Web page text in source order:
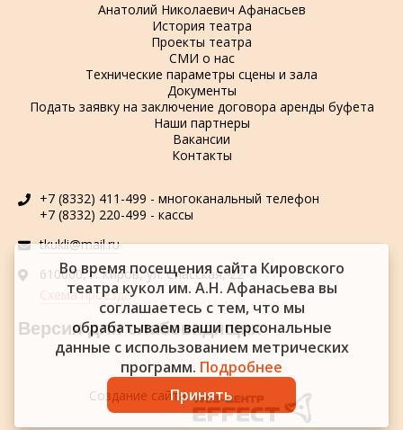
+7 (8332) 411-499 - многоканальный телефон
+7 (8332) 220-499 - кассы
tkukli@mail.ru
610000, г. Киров, ул. Спасская, 22
Схема проезда
Версия для слабовидящих
Анатолий Николаевич Афанасьев
История театра
Проекты театра
СМИ о нас
Технические параметры сцены и зала
Документы
Подать заявку на заключение договора аренды буфета
Наши партнеры
Вакансии
Контакты
Создание сайта:
Во время посещения сайта Кировского
театра кукол им. А.Н. Афанасьева вы
соглашаетесь с тем, что мы
обрабатываем ваши персональные
данные с использованием метрических
программ. Подробнее
Принять